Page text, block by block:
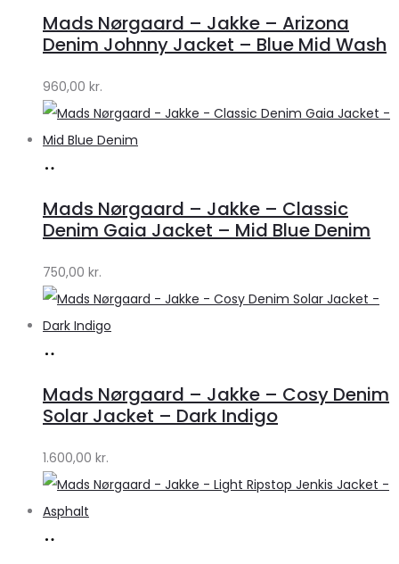
Lykke
Lykke
Mads Nørgaard – Jakke – Arizona
Denim Johnny Jacket – Blue Mid Wash
960,00 kr.
Lykke
Lykke
Mads Nørgaard – Jakke – Classic
Denim Gaia Jacket – Mid Blue Denim
750,00 kr.
Lykke
Lykke
Mads Nørgaard – Jakke – Cosy Denim
Solar Jacket – Dark Indigo
1.600,00 kr.